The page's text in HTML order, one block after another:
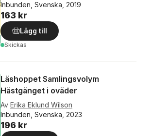
Inbunden, Svenska, 2019
163 kr
Lägg till
Skickas
Läshoppet Samlingsvolym
Hästgänget i oväder
Av Erika Eklund Wilson
Inbunden, Svenska, 2023
196 kr